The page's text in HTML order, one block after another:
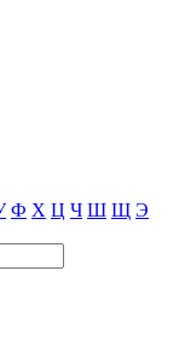
Ф Х Ц Ч Ш Щ Э